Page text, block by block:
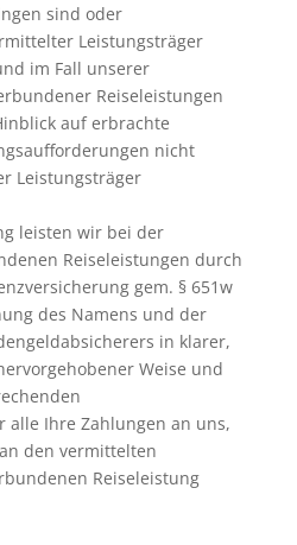
sind oder
Leistungsträger
im Fall unserer
Reiseleistungen
auf erbrachte
nicht
Leistungsträger
leisten wir bei der
Reiseleistungen durch
gem. § 651w
des Namens und der
in klarer,
Weise und
alle Ihre Zahlungen an uns,
den vermittelten
Reiseleistung